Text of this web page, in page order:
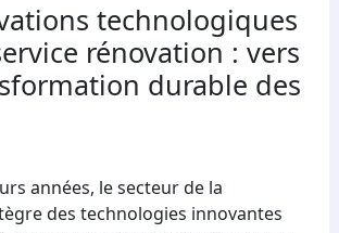
technologiques
rénovation : vers
durable des
années, le secteur de la
des technologies innovantes